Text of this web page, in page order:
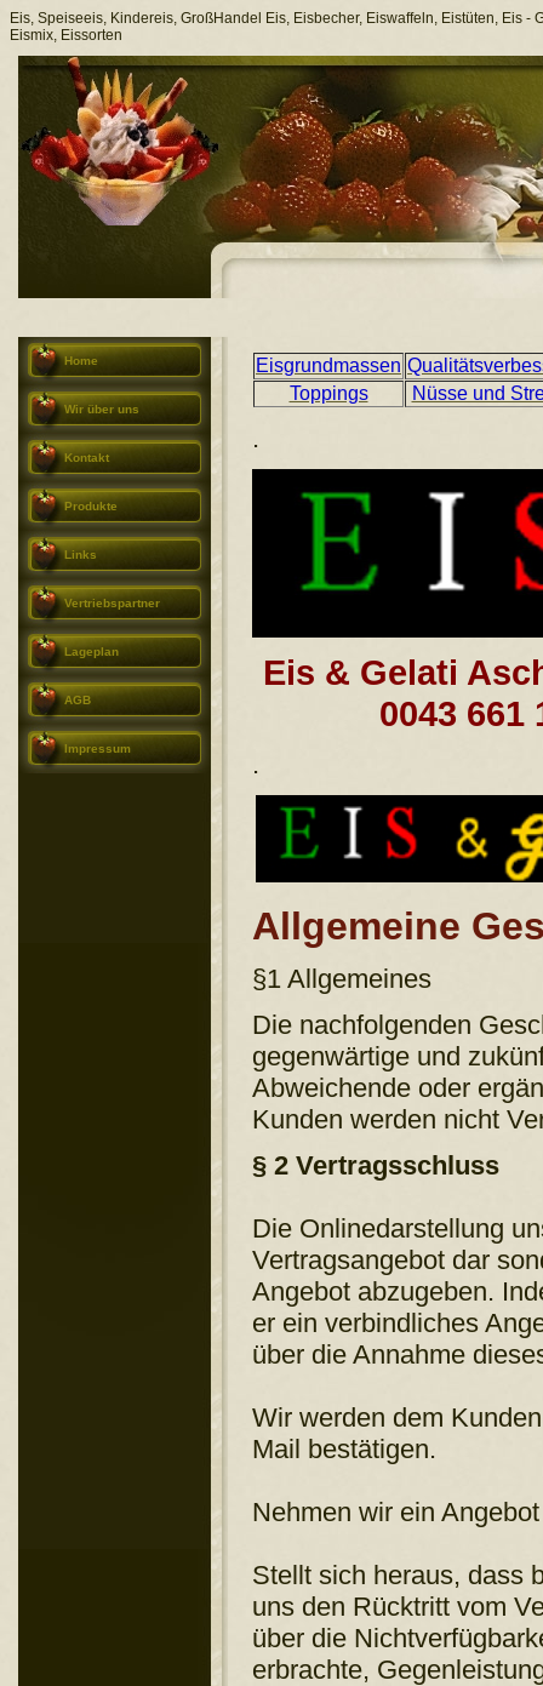
Eis, Speiseeis, Kindereis, GroßHandel Eis, Eisbecher, Eiswaffeln, Eistüten, Eis
Eismix, Eissorten
Home
Wir über uns
Kontakt
Produkte
Links
Vertriebspartner
Lageplan
AGB
Impressum
Eisgrundmassen
Toppings
Nüsse und
.
Eis & Gelati
0043 661
.
Allgemeine
§1 Allgemeines
Die nachfolgenden
gegenwärtige und
Abweichende oder
Kunden werden nicht
§ 2 Vertragsschluss
Die Onlinedarstellung
Vertragsangebot dar
Angebot abzugeben.
er ein verbindliches
über die Annahme
Wir werden dem
Mail bestätigen.
Nehmen wir ein
Stellt sich heraus, dass
uns den Rücktritt vom
über die
erbrachte,